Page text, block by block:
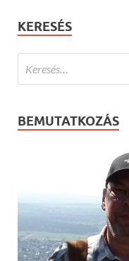
KERESÉS
BEMUTATKOZÁS